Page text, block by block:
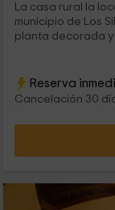
La casa rural la
municipio de Los
planta decorada y
Reserva
Cancelación 30